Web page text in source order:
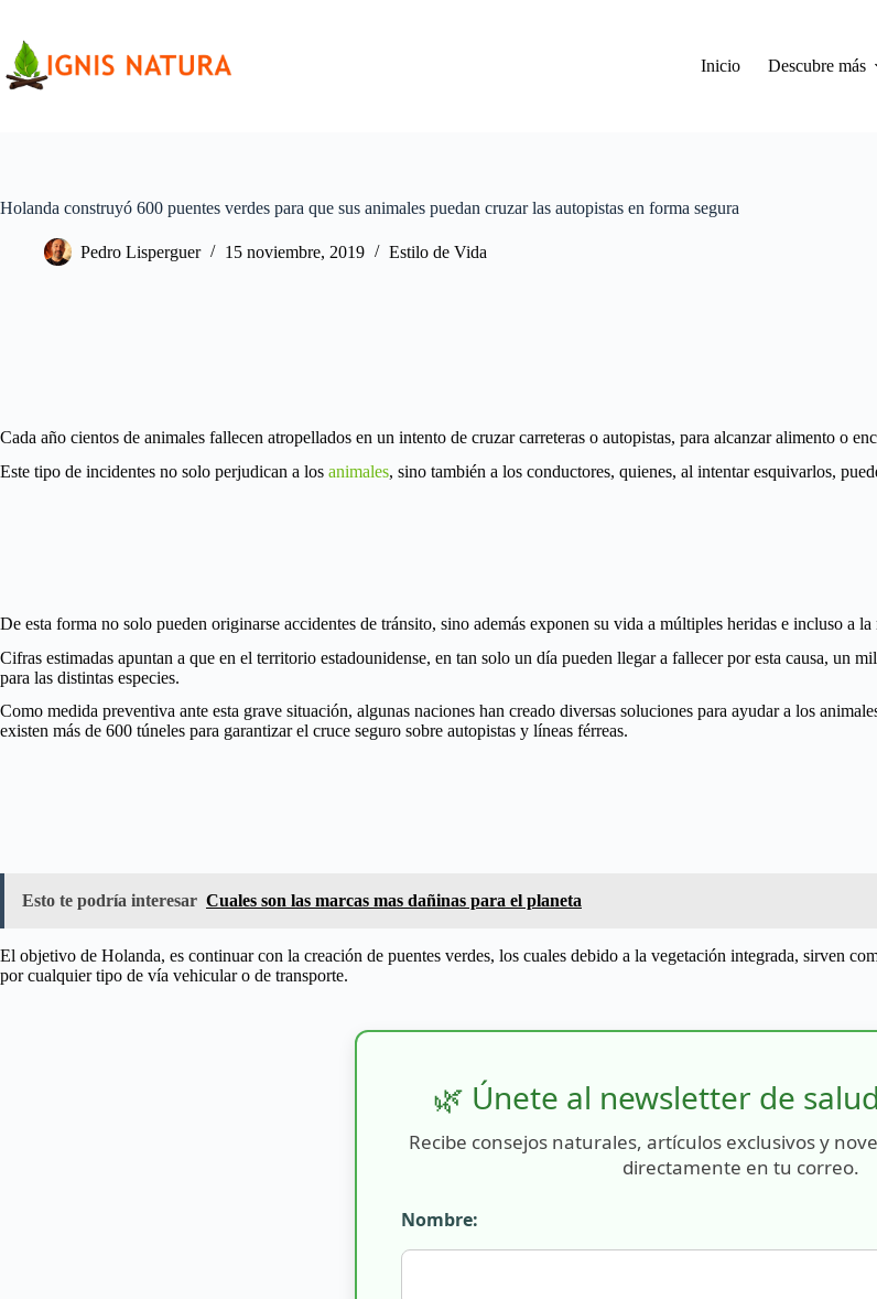
contenido
Inicio
Descubre más
Holanda construyó 600 puentes verdes para que sus animales puedan cruzar las autopistas en forma segura
Pedro Lisperguer 15 noviembre, 2019 Estilo de Vida
Cada año cientos de animales fallecen atropellados en un intento de cruzar carreteras o autopistas, para alcanzar alimento o
Este tipo de incidentes no solo perjudican a los animales, sino también a los conductores, quienes, al intentar esquivarlos,
De esta forma no solo pueden originarse accidentes de tránsito, sino además exponen su vida a múltiples heridas e incluso a la
Cifras estimadas apuntan a que en el territorio estadounidense, en tan solo un día pueden llegar a fallecer por esta causa, un
para las distintas especies.
Como medida preventiva ante esta grave situación, algunas naciones han creado diversas soluciones para ayudar a los
existen más de 600 túneles para garantizar el cruce seguro sobre autopistas y líneas férreas.
Esto te podría interesar Cuales son las marcas mas dañinas para el planeta
El objetivo de Holanda, es continuar con la creación de puentes verdes, los cuales debido a la vegetación integrada, sirven
por cualquier tipo de vía vehicular o de transporte.
🌿 Únete al newsletter de
Recibe consejos naturales, artículos exclusivos y
directamente en tu correo.
Nombre: